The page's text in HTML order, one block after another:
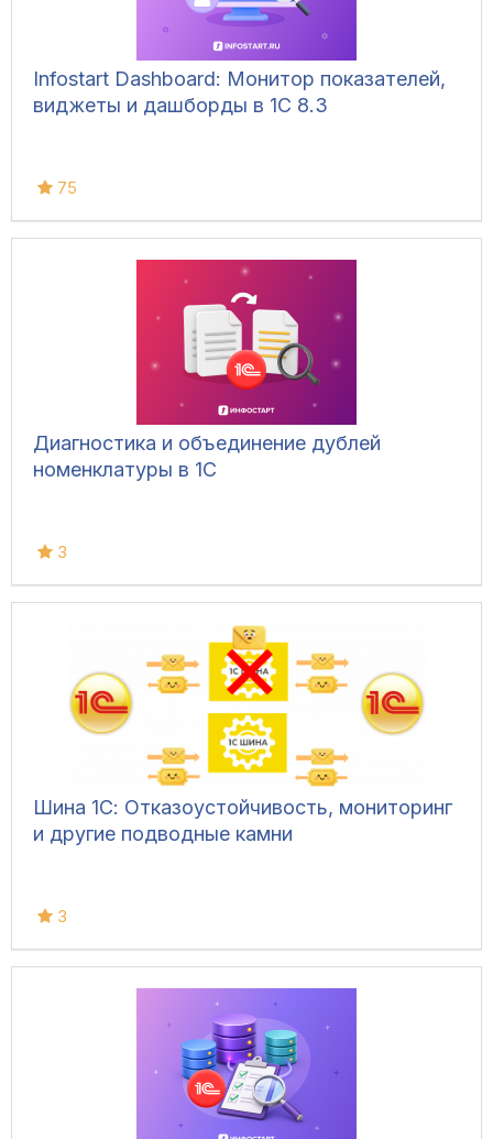
Infostart Dashboard: Монитор показателей,
виджеты и дашборды в 1С 8.3
75
Диагностика и объединение дублей
номенклатуры в 1С
3
Шина 1С: Отказоустойчивость, мониторинг
и другие подводные камни
3